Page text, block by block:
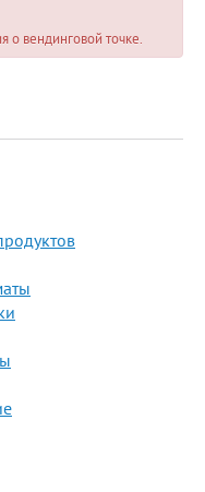
о вендинговой точке.